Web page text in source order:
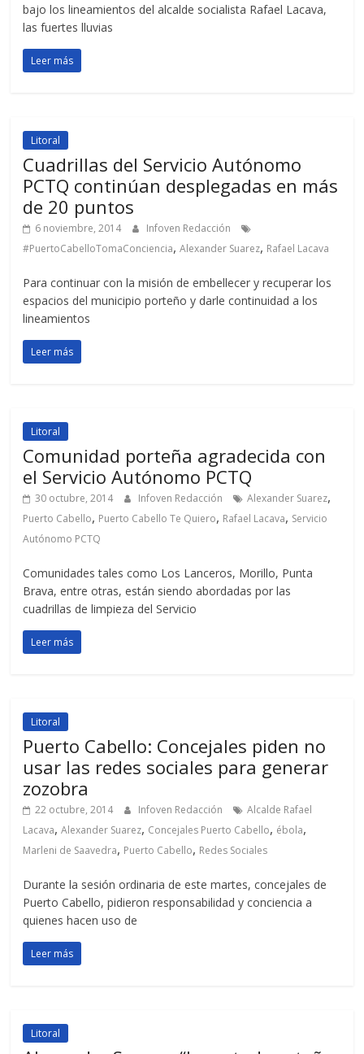
bajo los lineamientos del alcalde socialista Rafael Lacava,
las fuertes lluvias
Leer más
Litoral
Cuadrillas del Servicio Autónomo
PCTQ continúan desplegadas en más
de 20 puntos
6 noviembre, 2014
Infoven Redacción
#PuertoCabelloTomaConciencia,Alexander Suarez, Rafael Lacava
Para continuar con la misión de embellecer y recuperar los
espacios del municipio porteño y darle continuidad a los
lineamientos
Leer más
Litoral
Comunidad porteña agradecida con
el Servicio Autónomo PCTQ
30 octubre, 2014 Infoven Redacción Alexander Suarez,
Puerto Cabello, Puerto Cabello Te Quiero, Rafael Lacava, Servicio
Autónomo PCTQ
Comunidades tales como Los Lanceros, Morillo, Punta
Brava, entre otras, están siendo abordadas por las
cuadrillas de limpieza del Servicio
Leer más
Litoral
Puerto Cabello: Concejales piden no
usar las redes sociales para generar
zozobra
22 octubre, 2014 Infoven Redacción
Alcalde Rafael
Lacava,Alexander Suarez, Concejales Puerto Cabello, ébola,
Marleni de Saavedra, Puerto Cabello, Redes Sociales
Durante la sesión ordinaria de este martes, concejales de
Puerto Cabello, pidieron responsabilidad y conciencia a
quienes hacen uso de
Leer más
Litoral